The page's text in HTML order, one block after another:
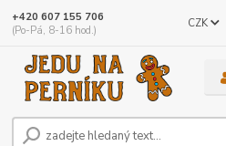
CZK
+420 607 155 706
(Po-Pá, 8-16 hod.)